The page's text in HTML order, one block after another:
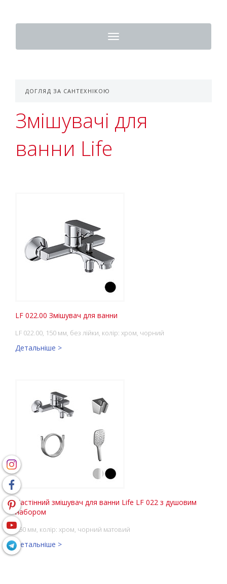
Toggle
navigation
ДОГЛЯД ЗА САНТЕХНІКОЮ
Змішувачі для
ванни Life
LF 022.00 Змішувач для ванни
LF 022.00, 150 мм, без лійки, колір: хром, чорний
Детальніше >
Настінний змішувач для ванни Life LF 022 з душовим
набором
150 мм, колір: хром, чорний матовий
Детальніше >